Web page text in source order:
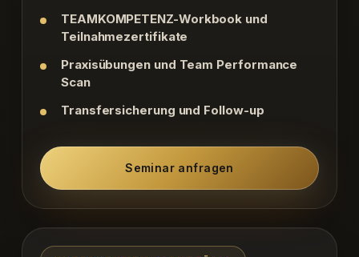
TEAMKOMPETENZ-Workbook und
Teilnahmezertifikate
Praxisübungen und Team Performance
Scan
Transfersicherung und Follow-up
Seminar anfragen